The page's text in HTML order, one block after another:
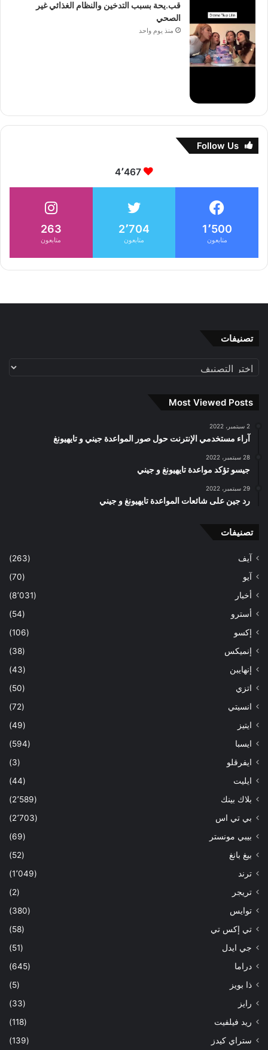
قب.يحة بسبب التدخين والنظام الغذائي غير
الصحي
منذ يوم واحد
Follow Us
4٬467
1٬500
متابعون
2٬704
متابعون
263
متابعون
تصنيفات
تصنيفات
Most Viewed Posts
2 سبتمبر، 2022
آراء مستخدمي الإنترنت حول صور المواعدة جيني و تايهيونغ
28 سبتمبر، 2022
جيسو تؤكد مواعدة تايهيونغ و جيني
29 سبتمبر، 2022
رد جين على شائعات المواعدة تايهيونغ و جيني
تصنيفات
آيف
(263)
آيو
(70)
أخبار
(8٬031)
أسترو
(54)
إكسو
(106)
إنميكس
(38)
إنهايبن
(43)
اتزي
(50)
انسيتي
(72)
ايتيز
(49)
ايسبا
(594)
ايفرقلو
(3)
ايليت
(44)
بلاك بينك
(2٬589)
بي تي اس
(2٬703)
بيبي مونستر
(69)
بيغ بانغ
(52)
ترند
(1٬049)
تريجر
(2)
توايس
(380)
تي إكس تي
(58)
جي ايدل
(51)
دراما
(645)
ذا بويز
(5)
رايز
(33)
ريد فيلفيت
(118)
ستراي كيدز
(139)